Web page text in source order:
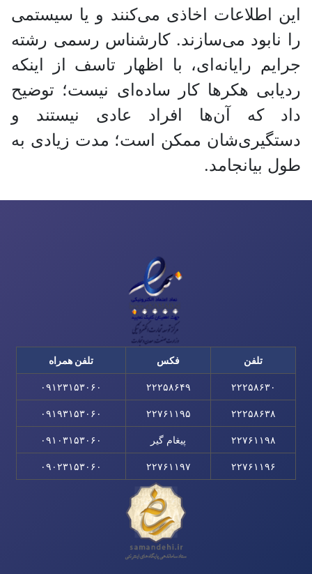
این اطلاعات اخاذی می‌کنند و یا سیستمی
را نابود می‌سازند. کارشناس رسمی رشته
جرایم رایانه‌ای، با اظهار تاسف از اینکه
ردیابی هکر‌ها کار ساده‌ای نیست؛ توضیح
داد که آن‌ها افراد عادی نیستند و
دستگیری‌شان ممکن است؛ مدت زیادی به
طول بیانجامد.
تلفن فکس تلفن همراه
۲۲۲۵۸۶۳۰ ۲۲۲۵۸۶۴۹ ۰۹۱۲۳۱۵۳۰۶۰
۲۲۲۵۸۶۳۸ ۲۲۷۶۱۱۹۵ ۰۹۱۹۳۱۵۳۰۶۰
۲۲۷۶۱۱۹۸ پیغام گیر ۰۹۱۰۳۱۵۳۰۶۰
۲۲۷۶۱۱۹۶ ۲۲۷۶۱۱۹۷ ۰۹۰۲۳۱۵۳۰۶۰